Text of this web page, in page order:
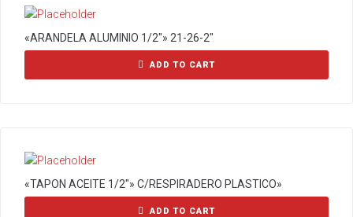
«ARANDELA ALUMINIO 1/2″» 21-26-2″
ADD TO CART
«TAPON ACEITE 1/2″» C/RESPIRADERO PLASTICO»
ADD TO CART